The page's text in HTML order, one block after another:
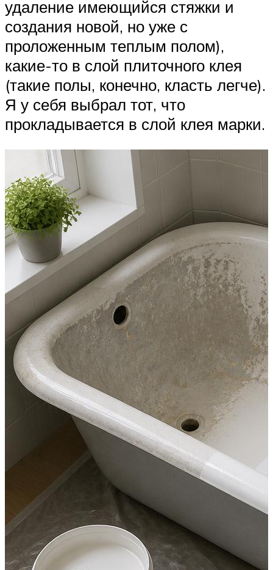
удаление имеющийся стяжки и
создания новой, но уже с
проложенным теплым полом),
какие-то в слой плиточного клея
(такие полы, конечно, класть легче).
Я у себя выбрал тот, что
прокладывается в слой клея марки.